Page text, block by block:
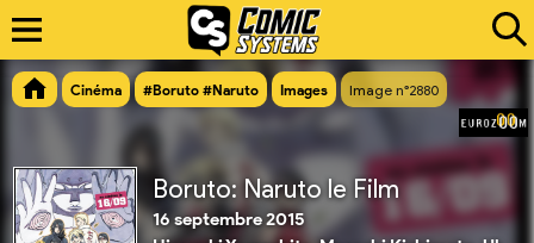
Cinéma #Boruto #Naruto Images Image n°2880
Boruto: Naruto le Film
16 septembre 2015